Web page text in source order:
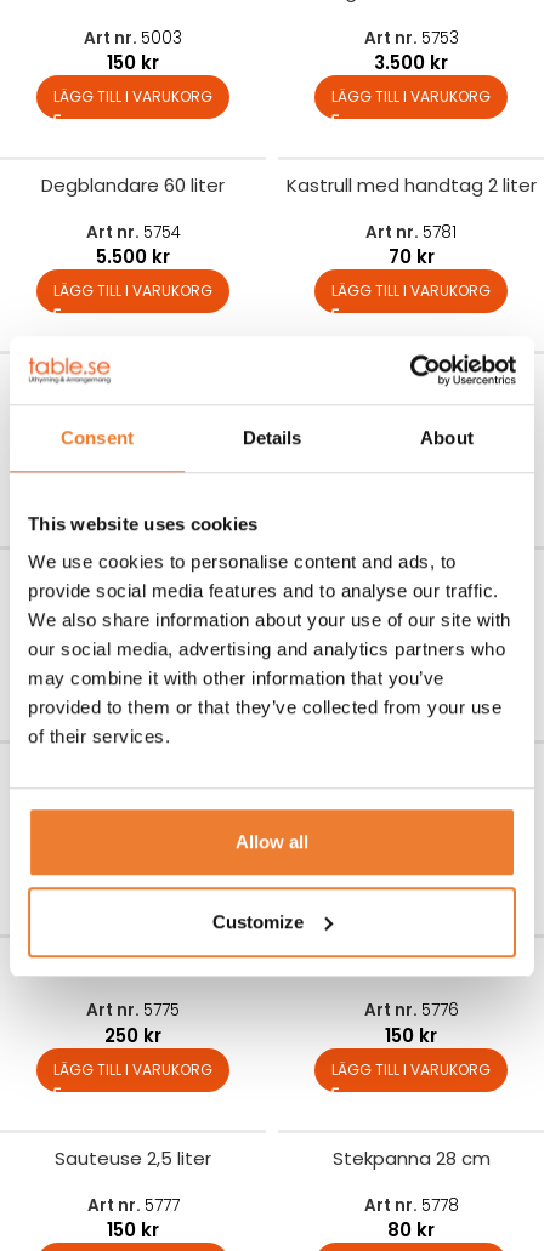
Consent Details About
This website uses cookies
We use cookies to personalise content and ads, to
provide social media features and to analyse our traffic.
We also share information about your use of our site with
our social media, advertising and analytics partners who
may combine it with other information that you’ve
provided to them or that they’ve collected from your use
of their services.
Allow all
Customize
Art nr. 5003
150 kr
LÄGG TILL I VARUKORG
Art nr. 5753
3.500 kr
LÄGG TILL I VARUKORG
Degblandare 60 liter
Art nr. 5754
5.500 kr
LÄGG TILL I VARUKORG
Kastrull med handtag 2 liter
Art nr. 5781
70 kr
LÄGG TILL I VARUKORG
Kastrull 3 liter
Art nr.
70
Kastrull 5 liter
5771
kr
Kastrull 10 liter
Art nr.5772
100kr
LÄGG TILL I VARUKORG
Kastrull 16 liter
Art nr.5790
105kr
LÄGG TILL I VARUKORG
Art nr.5773
LÄGG TILL I VARUKORG
Art nr.5774
LÄGG TILL I VARUKORG
Kastrull 50 liter
Art nr. 5775
250 kr
LÄGG TILL I VARUKORG
Sauteuse 4,7 liter
Art nr. 5776
150 kr
LÄGG TILL I VARUKORG
Sauteuse 2,5 liter
Art nr. 5777
150 kr
Stekpanna 28 cm
Art nr. 5778
80 kr